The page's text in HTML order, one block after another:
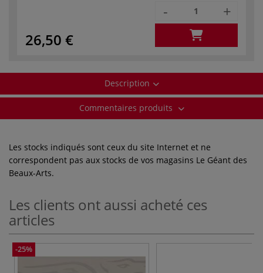
26,50 €
- +
Description
Commentaires produits
Les stocks indiqués sont ceux du site Internet et ne
correspondent pas aux stocks de vos magasins Le Géant des
Beaux-Arts.
Les clients ont aussi acheté ces
articles
-25%